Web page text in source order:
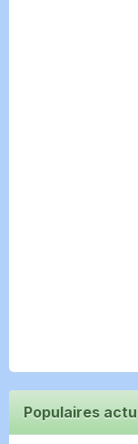
Populaires